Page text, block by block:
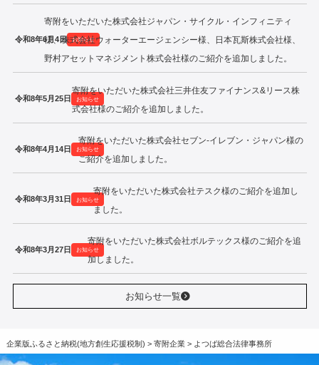
令和8年6月4日 お知らせ
寄附をいただいた株式会社ジャパン・サイクル・インフィニティ
様、株式会社ウォーターエージェンシー様、日本瓦斯株式会社様、
野村アセットマネジメント株式会社様のご紹介を追加しました。
令和8年5月25日 お知らせ
寄附をいただいた株式会社三井住友ファイナンス&リース株
式会社様のご紹介を追加しました。
令和8年4月14日 お知らせ
寄附をいただいた株式会社セブン‐イレブン・ジャパン様の
ご紹介を追加しました。
令和8年3月31日 お知らせ
寄附をいただいた株式会社テスク様のご紹介を追加し
ました。
令和8年3月27日 お知らせ
寄附をいただいた株式会社ボルテックス様のご紹介を追
加しました。
お知らせ一覧
企業版ふるさと納税(地方創生応援税制) > 寄附企業> よつば総合法律事務所